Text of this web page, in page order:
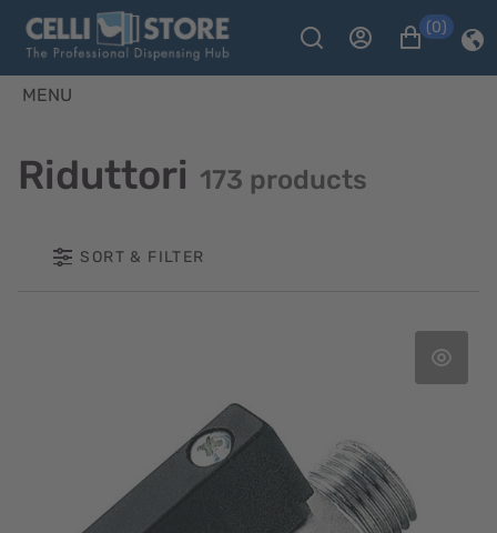
(0)
MENU
Riduttori 173 products
SORT & FILTER